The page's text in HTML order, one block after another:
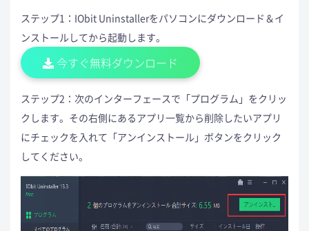
ステップ1：IObit Uninstallerをパソコンにダウンロード＆イ
ンストールしてから起動します。
今すぐ無料ダウンロード
ステップ2：次のインターフェースで「プログラム」をクリッ
クします。その右側にあるアプリ一覧から削除したいアプリ
にチェックを入れて「アンインストール」ボタンをクリック
してください。